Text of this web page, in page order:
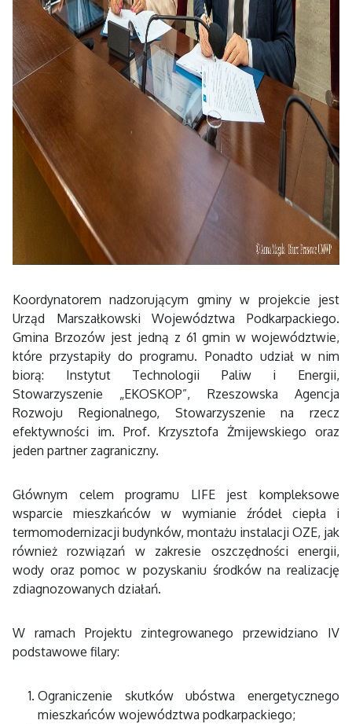
Koordynatorem nadzorującym gminy w projekcie jest
Urząd Marszałkowski Województwa Podkarpackiego.
Gmina Brzozów jest jedną z 61 gmin w województwie,
które przystapiły do programu. Ponadto udział w nim
biorą: Instytut Technologii Paliw i Energii,
Stowarzyszenie „EKOSKOP”, Rzeszowska Agencja
Rozwoju Regionalnego, Stowarzyszenie na rzecz
efektywności im. Prof. Krzysztofa Żmijewskiego oraz
jeden partner zagraniczny.
Głównym celem programu LIFE jest kompleksowe
wsparcie mieszkańców w wymianie źródeł ciepła i
termomodernizacji budynków, montażu instalacji OZE, jak
również rozwiązań w zakresie oszczędności energii,
wody oraz pomoc w pozyskaniu środków na realizację
zdiagnozowanych działań.
W ramach Projektu zintegrowanego przewidziano IV
podstawowe filary:
Ograniczenie skutków ubóstwa energetycznego
mieszkańców województwa podkarpackiego;